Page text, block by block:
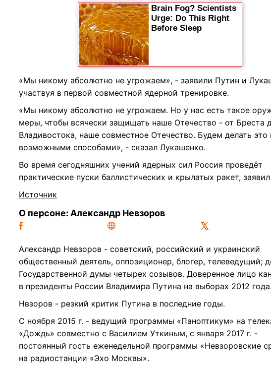
«Мы никому абсолютно не угрожаем», - заявили Путин и
участвуя в первой совместной ядерной тренировке.
«Мы никому абсолютно не угрожаем. Но у нас есть такое
меры, чтобы всячески защищать наше Отечество - от Бреста
Владивостока, наше совместное Отечество. Будем делать это
возможными способами», - сказал Лукашенко.
Во время сегодняшних учений ядерных сил Россия проведёт
практические пуски баллистических и крылатых ракет,
Источник
О персоне: Александр Невзоров
Александр Невзоров - советский, российский и украинский
общественный деятель, оппозиционер, блогер, телеведущий;
Государственной думы четырех созывов. Доверенное лицо
в президенты России Владимира Путина на выборах 2012 года.
Нвзоров - резкий критик Путина в последние годы.
С ноября 2015 г. - ведущий программы «Паноптикум» на
«Дождь» совместно с Василием Уткиным, с января 2017 г. -
постоянный гость еженедельной программы «Невзоровские
на радиостанции «Эхо Москвы».